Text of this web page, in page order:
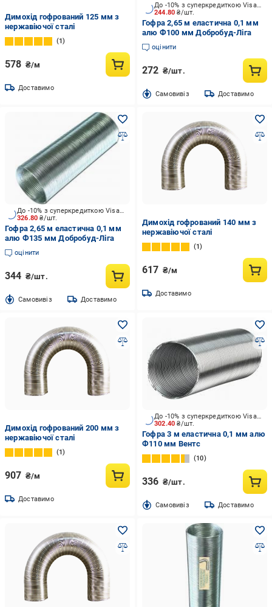
Димохід гофрований 125 мм з
нержавіючої сталі
1
578 ₴/м
Доставимо
244.80₴/шт.
До -10% з суперкредиткою Visa Вигода
Гофра 2,65 м еластична 0,1 мм
алю Ф100 мм Добробуд-Ліга
оцінити
272 ₴/шт.
Cамовивіз Доставимо
326.80₴/шт.
До -10% з суперкредиткою Visa Вигода
Гофра 2,65 м еластична 0,1 мм
алю Ф135 мм Добробуд-Ліга
оцінити
344 ₴/шт.
Cамовивіз Доставимо
Димохід гофрований 140 мм з
нержавіючої сталі
1
617 ₴/м
Доставимо
Димохід гофрований 200 мм з
нержавіючої сталі
1
907 ₴/м
Доставимо
302.40₴/шт.
До -10% з суперкредиткою Visa Вигода
Гофра 3 м еластична 0,1 мм алю
Ф110 мм Вентс
10
336 ₴/шт.
Cамовивіз Доставимо